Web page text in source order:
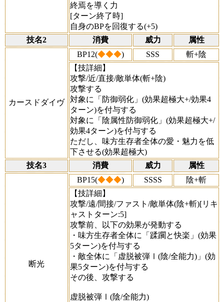
終焉を導く力
[ターン終了時]
自身のBPを回復する(+5)
技名2
消費 威力 属性
カースドダイヴ
BP12(◆◆◆) SSS
斬+陰
【技詳細】
攻撃/近/直接/敵単体(斬+陰)
攻撃する
対象に「防御弱化」(効果超極大+/効果4
ターン)を付与する
対象に「陰属性防御弱化」(効果超極大+/
効果4ターン)を付与する
ただし、味方生存者全体の愛・魅力を低
下させる(効果超極大)
技名3
消費 威力 属性
断光
BP15(◆◆◆) SSSS
陰+斬
【技詳細】
攻撃/遠/間接/ファスト/敵単体(陰+斬)[リキ
ャストターン:5]
攻撃前、以下の効果が発動する
・味方生存者全体に「蹂躙と快楽」(効果
5ターン)を付与する
・敵全体に「虚脱被弾Ⅰ(陰/全能力)」(効
果5ターン)を付与する
その後、攻撃する
虚脱被弾Ⅰ(陰/全能力)